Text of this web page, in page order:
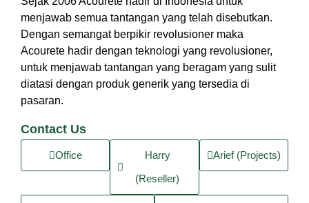
menjawab semua tantangan yang telah disebutkan.
Dengan semangat berpikir revolusioner maka
Acourete hadir dengan teknologi yang revolusioner,
untuk menjawab tantangan yang beragam yang sulit
diatasi dengan produk generik yang tersedia di
pasaran.
Contact Us
Office
Harry
(Reseller)
Arief (Projects)